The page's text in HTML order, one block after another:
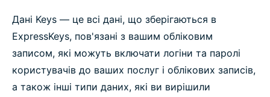
Дані Keys — це всі дані, що зберігаються в
ExpressKeys, пов'язані з вашим обліковим
записом, які можуть включати логіни та паролі
користувачів до ваших послуг і облікових записів,
а також інші типи даних, які ви вирішили